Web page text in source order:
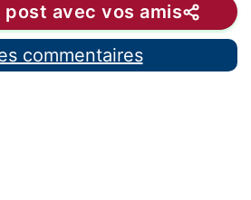
post avec vos amis
commentaires